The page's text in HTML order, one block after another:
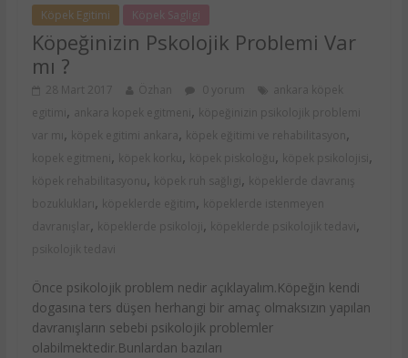
Köpek Egitimi Köpek Sagligi
Köpeğinizin Pskolojik Problemi Var
mı ?
28 Mart 2017 Özhan 0 yorum
ankara köpek
egitimi , ankara kopek egitmeni ,
köpeğinizin psikolojik problemi
var mı , köpek egitimi ankara , köpek eğitimi ve rehabilitasyon ,
kopek egitmeni , köpek korku , köpek piskoloğu , köpek psikolojisi ,
köpek rehabilitasyonu , köpek ruh sağlıgi ,
köpeklerde davranış
bozuklukları , köpeklerde eğitim ,
köpeklerde istenmeyen
davranışlar , köpeklerde psikoloji , köpeklerde psikolojik tedavi ,
psikolojik tedavi
Önce psikolojik problem nedir açıklayalım.Köpeğin kendi
dogasına ters düşen herhangi bir amaç olmaksızın yapılan
davranışların sebebi psikolojik problemler
olabilmektedir.Bunlardan bazıları